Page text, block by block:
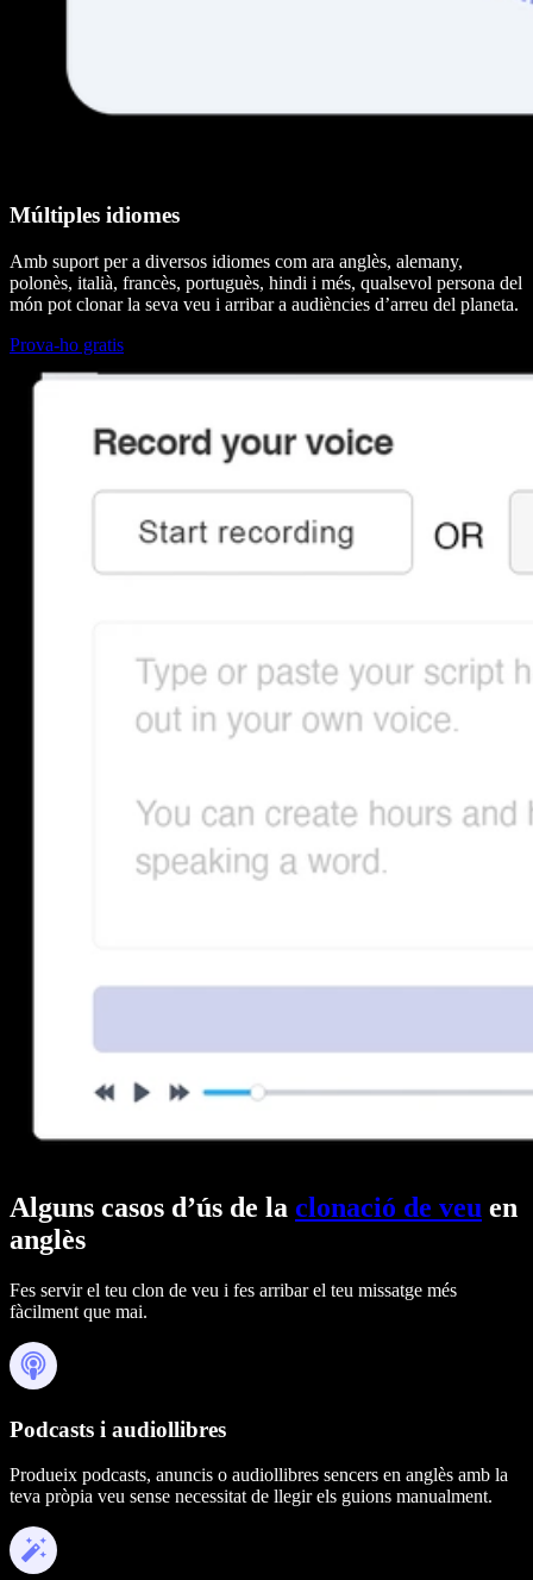
Múltiples idiomes
Amb suport per a diversos idiomes com ara anglès, alemany,
polonès, italià, francès, portuguès, hindi i més, qualsevol persona del
món pot clonar la seva veu i arribar a audiències d’arreu del planeta.
Prova-ho gratis
Alguns casos d’ús de la clonació de veu en
anglès
Fes servir el teu clon de veu i fes arribar el teu missatge més
fàcilment que mai.
Podcasts i audiollibres
Produeix podcasts, anuncis o audiollibres sencers en anglès amb la
teva pròpia veu sense necessitat de llegir els guions manualment.